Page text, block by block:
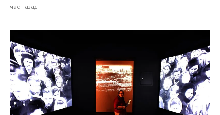
час назад